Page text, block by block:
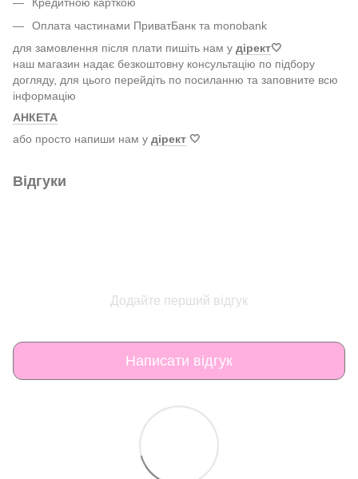
Кредитною карткою
Оплата частинами ПриватБанк та monobank
для замовлення після плати пишіть нам у дірект🤍
наш магазин надає безкоштовну консультацію по підбору
догляду, для цього перейдіть по посиланню та заповните всю
інформацію
АНКЕТА
або просто напиши нам у дірект 🤍
Відгуки
Додайте перший відгук
Написати відгук